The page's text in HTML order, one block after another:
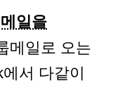
일을
메일로 오는
서 다같이